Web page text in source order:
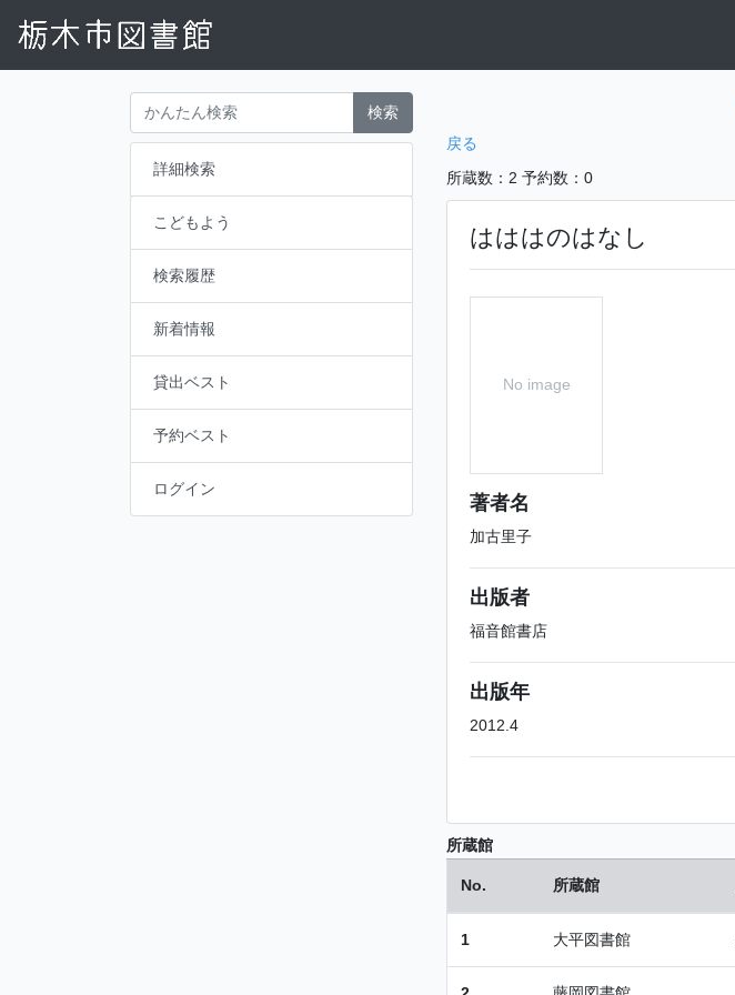
検索
詳細検索
こどもよう
検索履歴
新着情報
貸出ベスト
予約ベスト
ログイン
戻る
所蔵数：2 予約数：0
はははのはなし
No image
著者名
加古里子
出版者
福音館書店
出版年
2012.4
所蔵館
No. 所蔵館
1 大平図書館